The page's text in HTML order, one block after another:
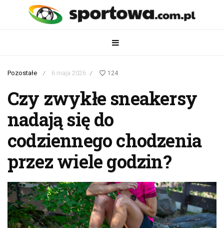
Pozostałe / 6 maja 2026 / 124
Czy zwykłe sneakersy
nadają się do
codziennego chodzenia
przez wiele godzin?